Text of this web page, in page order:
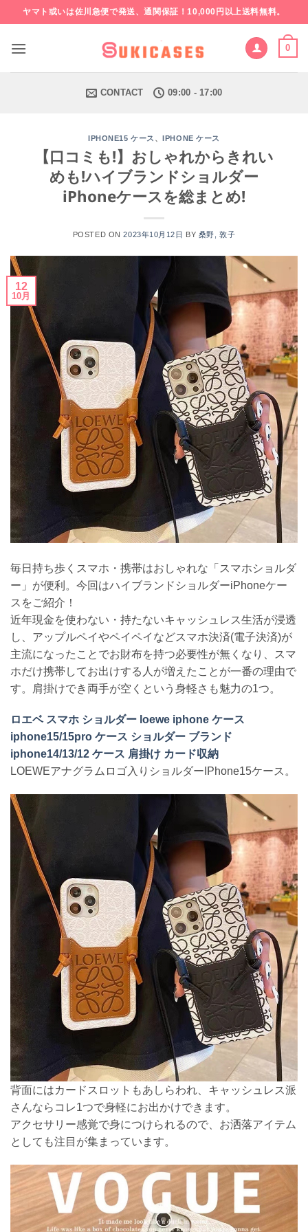
to
content
ヤマト或いは佐川急便で発送、通関保証！10,000円以上送料無料。
0
CONTACT 09:00 - 17:00
IPHONE15 ケース 、IPHONE ケース
【口コミも!】おしゃれからきれい
めも!ハイブランドショルダー
iPhoneケースを総まとめ!
POSTED ON2023年10月12日 BY 桑野, 敦子
12
10月
毎日持ち歩くスマホ・携帯はおしゃれな「スマホショルダ
ー」が便利。今回はハイブランドショルダーiPhoneケー
スをご紹介！
近年現金を使わない・持たないキャッシュレス生活が浸透
し、アップルペイやペイペイなどスマホ決済(電子決済)が
主流になったことでお財布を持つ必要性が無くなり、スマ
ホだけ携帯してお出けする人が増えたことが一番の理由で
す。肩掛けでき両手が空くという身軽さも魅力の1つ。
ロエベ スマホ ショルダー loewe iphone ケース
iphone15/15pro ケース ショルダー ブランド
iphone14/13/12 ケース 肩掛け カード収納
LOEWEアナグラムロゴ入りショルダーIPhone15ケース。
背面にはカードスロットもあしらわれ、キャッシュレス派
さんならコレ1つで身軽にお出かけできます。
アクセサリー感覚で身につけられるので、お洒落アイテム
としても注目が集まっています。